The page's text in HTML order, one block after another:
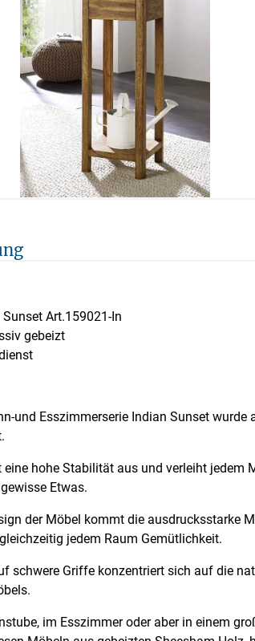
Art.159021-In
gebeizt
und Esszimmerserie Indian Sunset wurde
eine hohe Stabilität aus und verleiht jedem
Etwas.
der Möbel kommt die ausdrucksstarke
jedem Raum Gemütlichkeit.
schwere Griffe konzentriert sich auf die
im Esszimmer oder aber in einem